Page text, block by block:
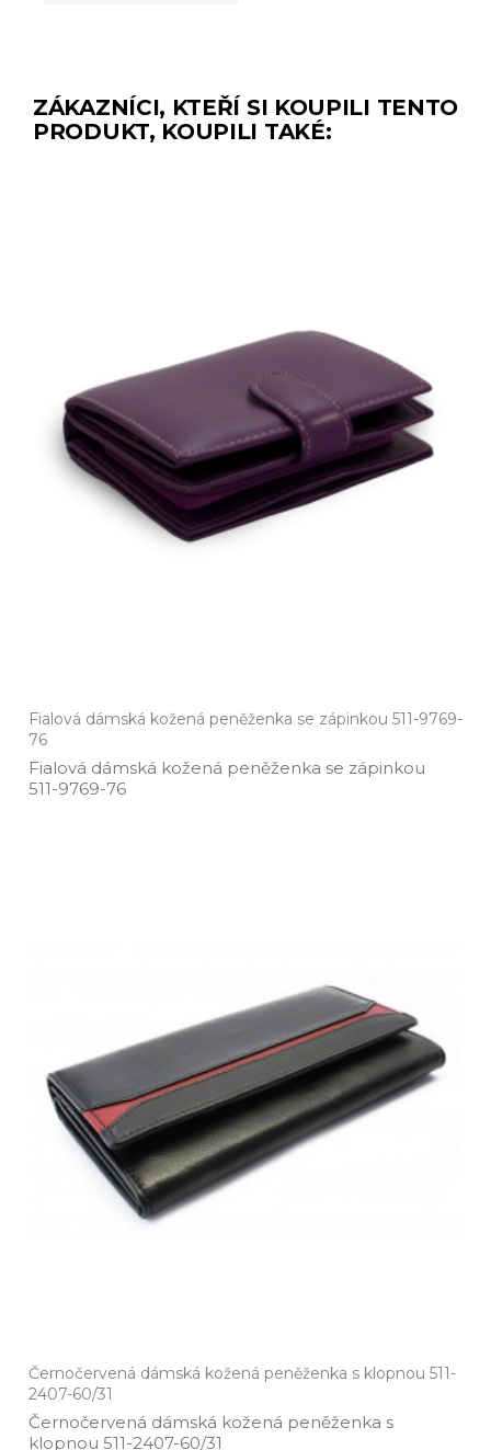
ZÁKAZNÍCI, KTEŘÍ SI KOUPILI TENTO
PRODUKT, KOUPILI TAKÉ:
Fialová dámská kožená peněženka se zápinkou 511-9769-
76
Fialová dámská kožená peněženka se zápinkou
511­-9769­-76
Černočervená dámská kožená peněženka s klopnou 511-
2407-60/31
Černočervená dámská kožená peněženka s
klopnou 511­-2407­-60/31